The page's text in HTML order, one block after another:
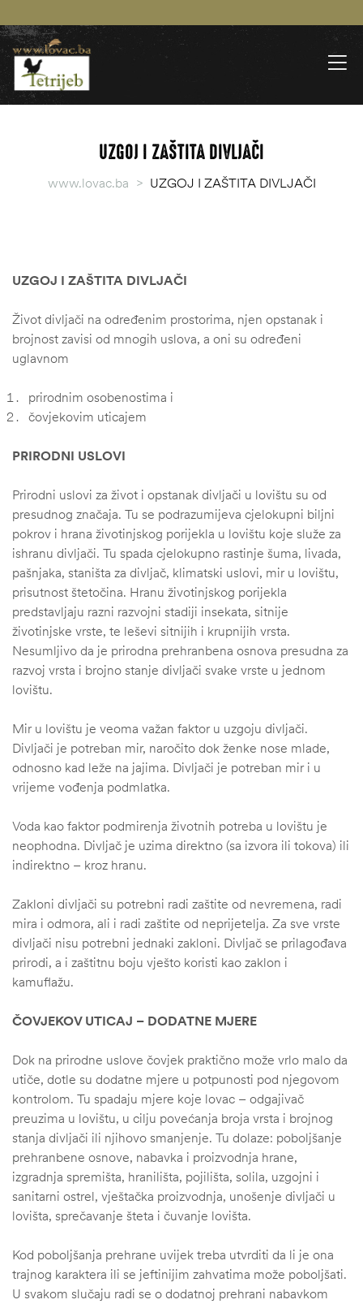
UZGOJ I ZAŠTITA DIVLJAČI
www.lovac.ba > UZGOJ I ZAŠTITA DIVLJAČI
UZGOJ I ZAŠTITA DIVLJAČI
Život divljači na određenim prostorima, njen opstanak i
brojnost zavisi od mnogih uslova, a oni su određeni
uglavnom
prirodnim osobenostima i
čovjekovim uticajem
PRIRODNI USLOVI
Prirodni uslovi za život i opstanak divljači u lovištu su od
presudnog značaja. Tu se podrazumijeva cjelokupni biljni
pokrov i hrana životinjskog porijekla u lovištu koje služe za
ishranu divljači. Tu spada cjelokupno rastinje šuma, livada,
pašnjaka, staništa za divljač, klimatski uslovi, mir u lovištu,
prisutnost štetočina. Hranu životinjskog porijekla
predstavljaju razni razvojni stadiji insekata, sitnije
životinjske vrste, te leševi sitnijih i krupnijih vrsta.
Nesumljivo da je prirodna prehranbena osnova presudna za
razvoj vrsta i brojno stanje divljači svake vrste u jednom
lovištu.
Mir u lovištu je veoma važan faktor u uzgoju divljači.
Divljači je potreban mir, naročito dok ženke nose mlade,
odnosno kad leže na jajima. Divljači je potreban mir i u
vrijeme vođenja podmlatka.
Voda kao faktor podmirenja životnih potreba u lovištu je
neophodna. Divljač je uzima direktno (sa izvora ili tokova) ili
indirektno – kroz hranu.
Zakloni divljači su potrebni radi zaštite od nevremena, radi
mira i odmora, ali i radi zaštite od neprijetelja. Za sve vrste
divljači nisu potrebni jednaki zakloni. Divljač se prilagođava
prirodi, a i zaštitnu boju vješto koristi kao zaklon i
kamuflažu.
ČOVJEKOV UTICAJ – DODATNE MJERE
Dok na prirodne uslove čovjek praktično može vrlo malo da
utiče, dotle su dodatne mjere u potpunosti pod njegovom
kontrolom. Tu spadaju mjere koje lovac – odgajivač
preuzima u lovištu, u cilju povećanja broja vrsta i brojnog
stanja divljači ili njihovo smanjenje. Tu dolaze: poboljšanje
prehranbene osnove, nabavka i proizvodnja hrane,
izgradnja spremišta, hranilišta, pojilišta, solila, uzgojni i
sanitarni ostrel, vještačka proizvodnja, unošenje divljači u
lovišta, sprečavanje šteta i čuvanje lovišta.
Kod poboljšanja prehrane uvijek treba utvrditi da li je ona
trajnog karaktera ili se jeftinijim zahvatima može poboljšati.
U svakom slučaju radi se o dodatnoj prehrani nabavkom